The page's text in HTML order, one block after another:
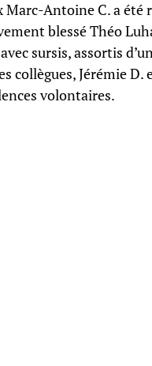
Marc-Antoine C. a été
blessé Théo
sursis, assortis
collègues, Jérémie
volontaires.